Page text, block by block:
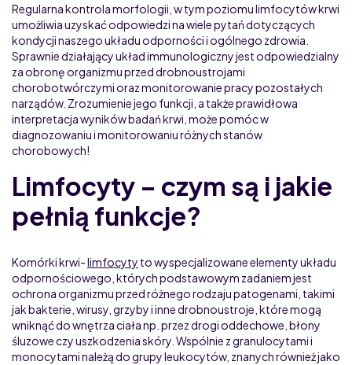
Regularna kontrola morfologii, w tym poziomu limfocytów krwi
umożliwia uzyskać odpowiedzi na wiele pytań dotyczących
kondycji naszego układu odporności i ogólnego zdrowia.
Sprawnie działający układ immunologiczny jest odpowiedzialny
za obronę organizmu przed drobnoustrojami
chorobotwórczymi oraz monitorowanie pracy pozostałych
narządów. Zrozumienie jego funkcji, a także prawidłowa
interpretacja wyników badań krwi, może pomóc w
diagnozowaniu i monitorowaniu różnych stanów
chorobowych!
Limfocyty – czym są i jakie
pełnią funkcje?
Komórki krwi-limfocyty to wyspecjalizowane elementy układu
odpornościowego, których podstawowym zadaniem jest
ochrona organizmu przed różnego rodzaju patogenami, takimi
jak bakterie, wirusy, grzyby i inne drobnoustroje, które mogą
wniknąć do wnętrza ciała np. przez drogi oddechowe, błony
śluzowe czy uszkodzenia skóry. Wspólnie z granulocytami i
monocytami należą do grupy leukocytów, znanych również jako